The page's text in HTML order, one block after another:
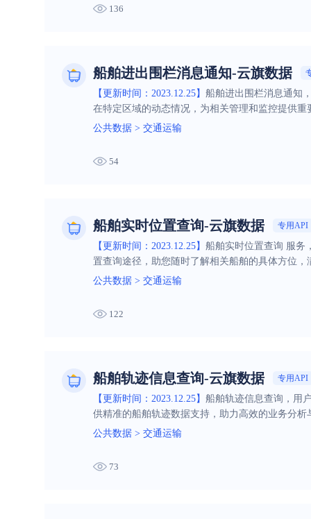
136
船舶进出围栏消息通知-云旗数据
【更新时间：2023.12.25】 船舶进出围栏消息通知
在特定区域的动态情况，为相关管理和监控提供
公共数据 > 交通运输
54
船舶实时位置查询-云旗数据 专用API
【更新时间：2023.12.25】 船舶实时位置查询 服务
置查询途径，助您随时了解相关船舶的具体方位
公共数据 > 交通运输
122
船舶轨迹信息查询-云旗数据 专用API
【更新时间：2023.12.25】 船舶轨迹信息查询，用
供精准的船舶轨迹数据支持，助力高效的业务分析
公共数据 > 交通运输
73